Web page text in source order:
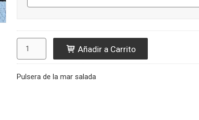
Añadir a Carrito
Pulsera de la mar salada